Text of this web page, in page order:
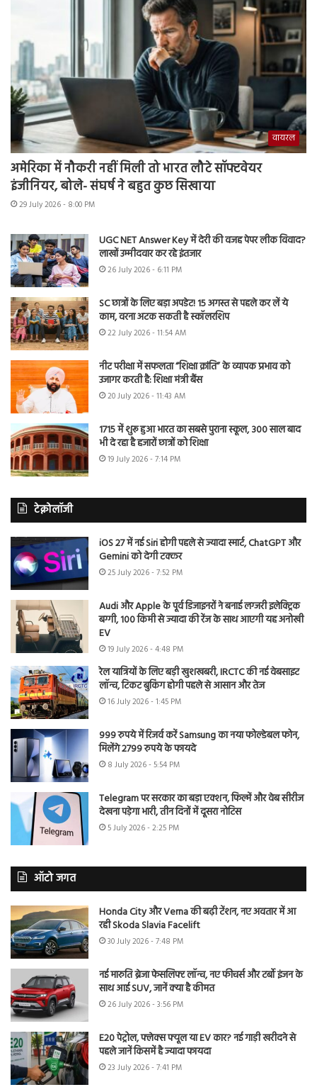
वायरल
अमेरिका में नौकरी नहीं मिली तो भारत लौटे सॉफ्टवेयर
इंजीनियर, बोले- संघर्ष ने बहुत कुछ सिखाया
29 July 2026 - 8:00 PM
UGC NET Answer Key में देरी की वजह पेपर लीक विवाद?
लाखों उम्मीदवार कर रहे इंतजार
26 July 2026 - 6:11 PM
SC छात्रों के लिए बड़ा अपडेट! 15 अगस्त से पहले कर लें ये
काम, वरना अटक सकती है स्कॉलरशिप
22 July 2026 - 11:54 AM
नीट परीक्षा में सफलता “शिक्षा क्रांति” के व्यापक प्रभाव को
उजागर करती है: शिक्षा मंत्री बैंस
20 July 2026 - 11:43 AM
1715 में शुरू हुआ भारत का सबसे पुराना स्कूल, 300 साल बाद
भी दे रहा है हजारों छात्रों को शिक्षा
19 July 2026 - 7:14 PM
टेक्नोलॉजी
iOS 27 में नई Siri होगी पहले से ज्यादा स्मार्ट, ChatGPT और
Gemini को देगी टक्कर
25 July 2026 - 7:52 PM
Audi और Apple के पूर्व डिजाइनरों ने बनाई लग्जरी इलेक्ट्रिक
बग्गी, 100 किमी से ज्यादा की रेंज के साथ आएगी यह अनोखी
EV
19 July 2026 - 4:48 PM
रेल यात्रियों के लिए बड़ी खुशखबरी, IRCTC की नई वेबसाइट
लॉन्च, टिकट बुकिंग होगी पहले से आसान और तेज
16 July 2026 - 1:45 PM
999 रुपये में रिजर्व करें Samsung का नया फोल्डेबल फोन,
मिलेंगे 2799 रुपये के फायदे
8 July 2026 - 5:54 PM
Telegram पर सरकार का बड़ा एक्शन, फिल्में और वेब सीरीज
देखना पड़ेगा भारी, तीन दिनों में दूसरा नोटिस
5 July 2026 - 2:25 PM
ऑटो जगत
Honda City और Verna की बढ़ी टेंशन, नए अवतार में आ
रही Skoda Slavia Facelift
30 July 2026 - 7:48 PM
नई मारुति ब्रेजा फेसलिफ्ट लॉन्च, नए फीचर्स और टर्बो इंजन के
साथ आई SUV, जानें क्या है कीमत
26 July 2026 - 3:56 PM
E20 पेट्रोल, फ्लेक्स फ्यूल या EV कार? नई गाड़ी खरीदने से
पहले जानें किसमें है ज्यादा फायदा
23 July 2026 - 7:41 PM